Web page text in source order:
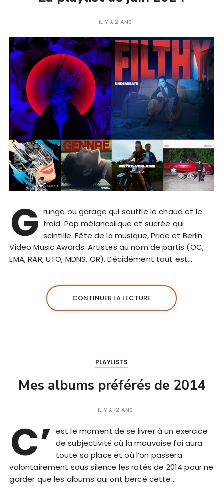
IL Y A 2 ANS
G runge ou garage qui souffle le chaud et le
froid. Pop mélancolique et sucrée qui
scintille. Fête de la musique, Pride et Berlin
Video Music Awards. Artistes au nom de partis (OC,
EMA, RAR, UTO, MDNS, OR). Décidément tout est…
CONTINUER LA LECTURE
PLAYLISTS
Mes albums préférés de 2014
IL Y A 12 ANS
C’ est le moment de se livrer à un exercice
de subjectivité où la mauvaise foi aura
toute sa place et où l’on passera
volontairement sous silence les ratés de 2014 pour ne
garder que les albums qui ont bercé cette…